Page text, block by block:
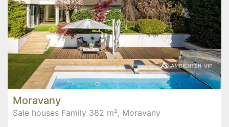
Moravany
Sale houses Family 382 m², Moravany